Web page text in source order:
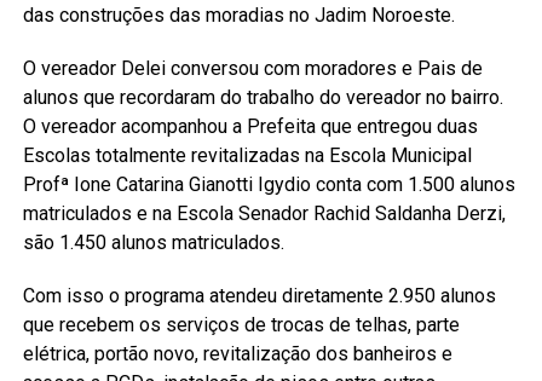
das construções das moradias no Jadim Noroeste.
O vereador Delei conversou com moradores e Pais de
alunos que recordaram do trabalho do vereador no bairro.
O vereador acompanhou a Prefeita que entregou duas
Escolas totalmente revitalizadas na Escola Municipal
Profª Ione Catarina Gianotti Igydio conta com 1.500 alunos
matriculados e na Escola Senador Rachid Saldanha Derzi,
são 1.450 alunos matriculados.
Com isso o programa atendeu diretamente 2.950 alunos
que recebem os serviços de trocas de telhas, parte
elétrica, portão novo, revitalização dos banheiros e